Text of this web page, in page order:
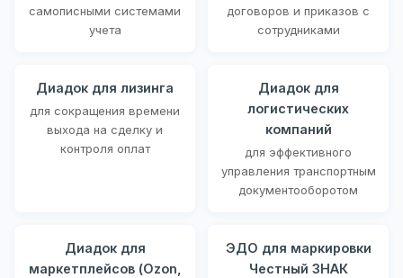
самописными системами
учета
договоров и приказов с
сотрудниками
Диадок для лизинга
для сокращения времени
выхода на сделку и
контроля оплат
Диадок для
логистических
компаний
для эффективного
управления транспортным
документооборотом
Диадок для
маркетплейсов (Ozon,
ЭДО для маркировки
Честный ЗНАК